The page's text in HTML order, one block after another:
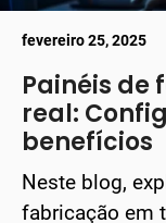
fevereiro 25, 2025
Painéis
real:
benefícios
Neste blog,
fabricação em